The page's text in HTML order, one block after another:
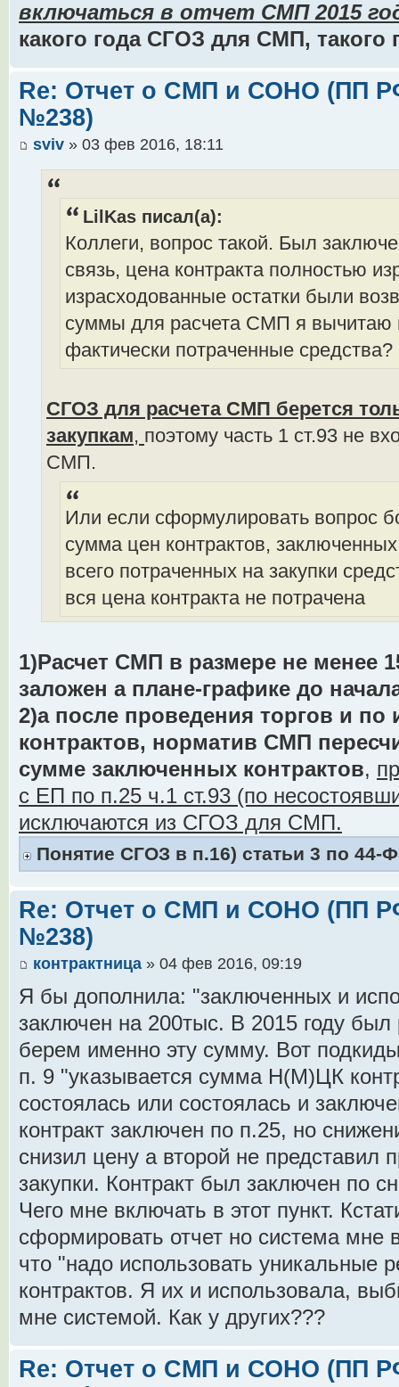
включаться в отчет СМП 2015
какого года СГОЗ для СМП, такого
Re: Отчет о СМП и СОНО (ПП РФ
№238)
sviv » 03 фев 2016, 18:11
LilKas писал(а):
Коллеги, вопрос такой. Был
связь, цена контракта полностью
израсходованные остатки были
суммы для расчета СМП я вычитаю
фактически потраченные средства?
СГОЗ для расчета СМП берется
закупкам, поэтому часть 1 ст.93 не
СМП.
Или если сформулировать вопрос
сумма цен контрактов,
всего потраченных на закупки
вся цена контракта не потрачена
1)Расчет СМП в размере не менее
заложен а плане-графике до
2)а после проведения торгов и по
контрактов, норматив СМП
сумме заключенных контрактов,
с ЕП по п.25 ч.1 ст.93 (по
исключаются из СГОЗ для СМП.
Понятие СГОЗ в п.16) статьи 3 по 44-
Re: Отчет о СМП и СОНО (ПП РФ
№238)
контрактница » 04 фев 2016, 09:19
Я бы дополнила: "заключенных и
заключен на 200тыс. В 2015 году был
берем именно эту сумму. Вот
п. 9 "указывается сумма Н(М)ЦК
состоялась или состоялась и
контракт заключен по п.25, но
снизил цену а второй не представил
закупки. Контракт был заключен по
Чего мне включать в этот пункт.
сформировать отчет но система мне
что "надо использовать уникальные
контрактов. Я их и использовала,
мне системой. Как у других???
Re: Отчет о СМП и СОНО (ПП РФ